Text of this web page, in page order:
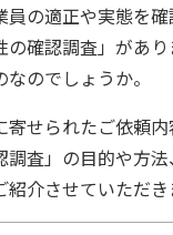
員の適正や実態を
の確認調査」があ
のでしょうか。
寄せられたご依頼
調査」の目的や方
介させていただき